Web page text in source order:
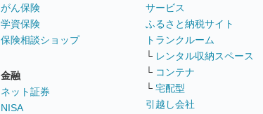
がん保険
学資保険
保険相談ショップ
金融
ネット証券
NISA
サービス
ふるさと納税サイト
トランクルーム
└ レンタル収納スペース
└ コンテナ
└ 宅配型
引越し会社